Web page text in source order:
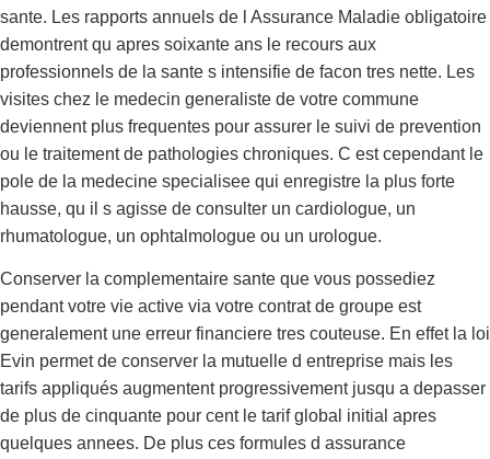
sante. Les rapports annuels de l Assurance Maladie obligatoire
demontrent qu apres soixante ans le recours aux
professionnels de la sante s intensifie de facon tres nette. Les
visites chez le medecin generaliste de votre commune
deviennent plus frequentes pour assurer le suivi de prevention
ou le traitement de pathologies chroniques. C est cependant le
pole de la medecine specialisee qui enregistre la plus forte
hausse, qu il s agisse de consulter un cardiologue, un
rhumatologue, un ophtalmologue ou un urologue.
Conserver la complementaire sante que vous possediez
pendant votre vie active via votre contrat de groupe est
generalement une erreur financiere tres couteuse. En effet la loi
Evin permet de conserver la mutuelle d entreprise mais les
tarifs appliqués augmentent progressivement jusqu a depasser
de plus de cinquante pour cent le tarif global initial apres
quelques annees. De plus ces formules d assurance